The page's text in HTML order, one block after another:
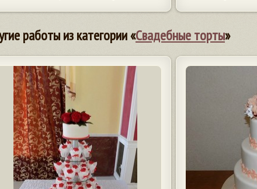
работы из категории «Свадебные торты»